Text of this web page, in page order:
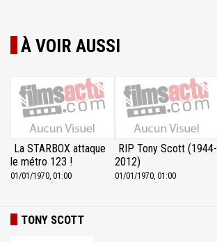
À VOIR AUSSI
La STARBOX attaque
le métro 123 !
01/01/1970, 01:00
RIP Tony Scott (1944-
2012)
01/01/1970, 01:00
TONY SCOTT